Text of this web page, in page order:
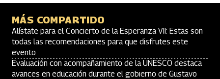
MÁS COMPARTIDO
Alístate para el Concierto de la Esperanza VII: Estas son
todas las recomendaciones para que disfrutes este
evento
Evaluación con acompañamiento de la UNESCO destaca
avances en educación durante el gobierno de Gustavo